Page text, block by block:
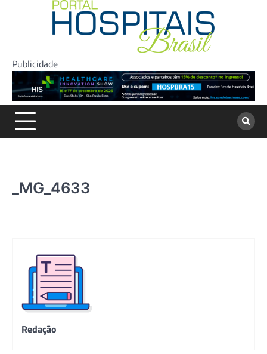
Publicidade
_MG_4633
Redação